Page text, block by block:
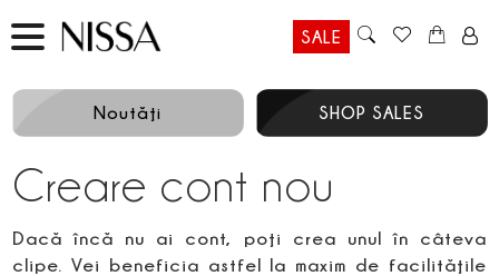
SALE
Noutăţi SHOP SALES
Creare cont nou
Dacă încă nu ai cont, poţi crea unul în câteva
clipe. Vei beneficia astfel la maxim de facilităţile